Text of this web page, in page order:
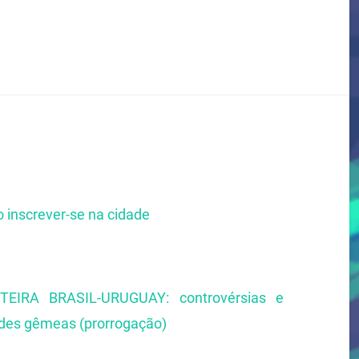
inscrever-se na cidade
BRASIL-URUGUAY: controvérsias e
gêmeas (prorrogação)